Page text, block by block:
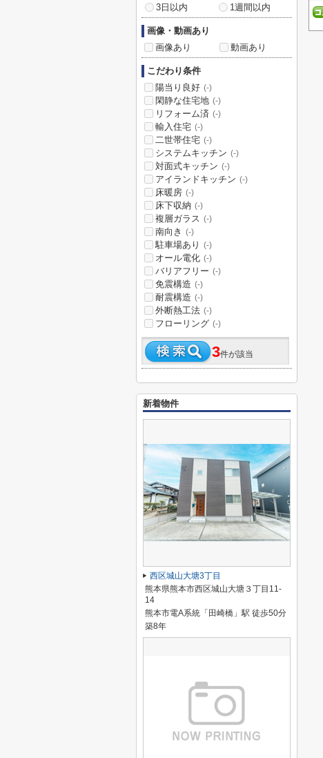
3日以内
1週間以内
画像・動画あり
画像あり
動画あり
こだわり条件
陽当り良好 (-)
閑静な住宅地 (-)
リフォーム済 (-)
輸入住宅 (-)
二世帯住宅 (-)
システムキッチン (-)
対面式キッチン (-)
アイランドキッチン (-)
床暖房 (-)
床下収納 (-)
複層ガラス (-)
南向き (-)
駐車場あり (-)
オール電化 (-)
バリアフリー (-)
免震構造 (-)
耐震構造 (-)
外断熱工法 (-)
フローリング (-)
3件が該当
新着物件
西区城山大塘3丁目
熊本県熊本市西区城山大塘３丁目11-
14
熊本市電A系統「田崎橋」駅 徒歩50分
築8年